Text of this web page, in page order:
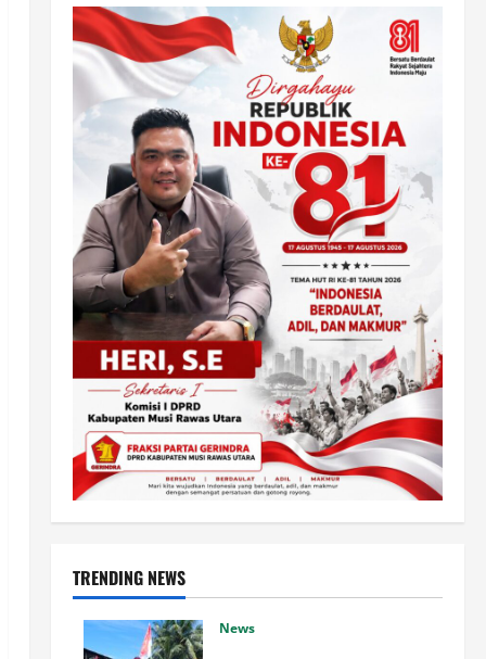
TRENDING NEWS
News